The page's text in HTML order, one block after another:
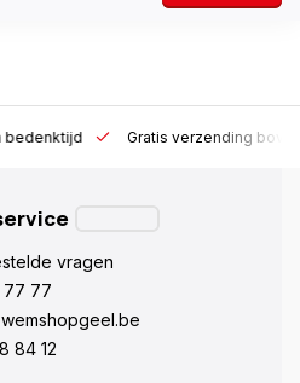
Gratis verzending boven
vragen
77 77
84 12